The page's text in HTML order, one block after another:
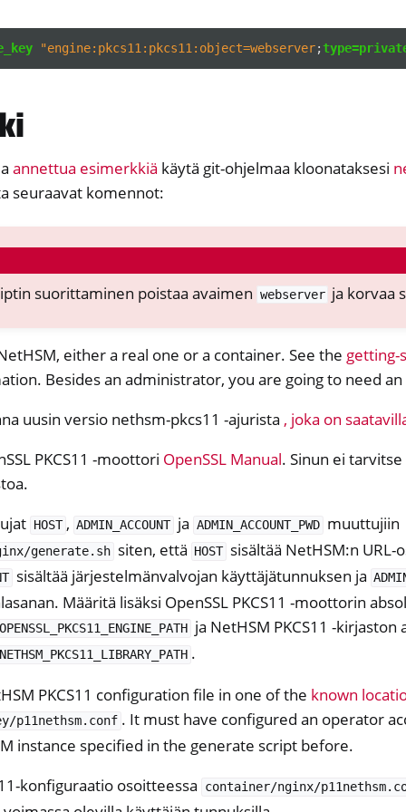
"engine:pkcs11:pkcs11:object=webserver;
annettua esimerkkiä käytä git-ohjelmaa kloonataksesi
seuraavat komennot:
suorittaminen poistaa avaimen webserver ja korvaa
either a real one or a container. See the getting-
Besides an administrator, you are going to need
uusin versio nethsm-pkcs11 -ajurista , joka on
PKCS11 -moottori OpenSSL Manual. Sinun ei
HOST , ADMIN_ACCOUNT ja ADMIN_ACCOUNT_PWD muuttujiin
generate.sh siten, että HOST sisältää NetHSM:n
sisältää järjestelmänvalvojan käyttäjätunnuksen ja
Määritä lisäksi OpenSSL PKCS11 -moottorin
ja NetHSM PKCS11 -
.
PKCS11 configuration file in one of the known
p11nethsm.conf . It must have configured an operator
instance specified in the generate script before.
konfiguraatio osoitteessa
container/nginx/